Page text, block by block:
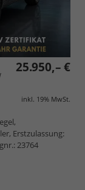
25.950,– €
inkl. 19% MwSt.
Erstzulassung:
23764